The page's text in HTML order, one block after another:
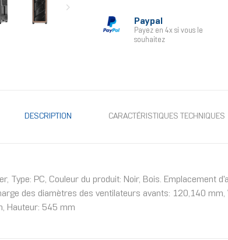
Paypal
Payez en 4x si vous le
souhaitez
DESCRIPTION CARACTÉRISTIQUES TECHNIQUES
Type: PC, Couleur du produit: Noir, Bois.
des diamètres des ventilateurs avants: 120,140
Hauteur: 545 mm